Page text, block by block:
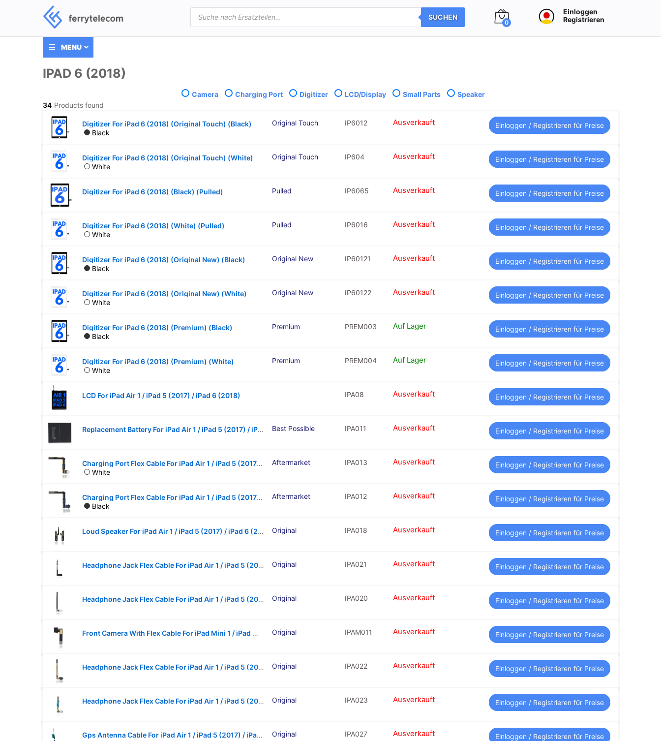
Products
search
SUCHEN
0
Einloggen
Registrieren
MENU
IPAD 6 (2018)
Camera Charging Port Digitizer LCD/Display Small Parts
Speaker
34 Products found
Digitizer For iPad 6 (2018) (Original Touch) (Black)
Black
Original Touch IP6012 Ausverkauft Einloggen / Registrieren für Preise
Digitizer For iPad 6 (2018) (Original Touch) (White)
White
Original Touch IP604 Ausverkauft Einloggen / Registrieren für Preise
Digitizer For iPad 6 (2018) (Black) (Pulled) Pulled IP6065 Ausverkauft Einloggen / Registrieren für Preise
Digitizer For iPad 6 (2018) (White) (Pulled)
White
Pulled IP6016 Ausverkauft Einloggen / Registrieren für Preise
Digitizer For iPad 6 (2018) (Original New) (Black)
Black
Original New IP60121 Ausverkauft Einloggen / Registrieren für Preise
Digitizer For iPad 6 (2018) (Original New) (White)
White
Original New IP60122 Ausverkauft Einloggen / Registrieren für Preise
Digitizer For iPad 6 (2018) (Premium) (Black)
Black
Premium PREM003 Auf Lager Einloggen / Registrieren für Preise
Digitizer For iPad 6 (2018) (Premium) (White)
White
Premium PREM004 Auf Lager Einloggen / Registrieren für Preise
LCD For iPad Air 1 / iPad 5 (2017) / iPad 6 (2018) IPA08 Ausverkauft Einloggen / Registrieren für Preise
Replacement Battery For iPad Air 1 / iPad 5 (2017) / iPad 6 (2018) / iPad 7 (2019) / iPad 8 (2020) / iPad 9 (2021) Best Possible IPA011 Ausverkauft Einloggen / Registrieren für Preise
Charging Port Flex Cable For iPad Air 1 / iPad 5 (2017) / iPad 6 (2018) (Soldering Required) (White)
White
Aftermarket IPA013 Ausverkauft Einloggen / Registrieren für Preise
Charging Port Flex Cable For iPad Air 1 / iPad 5 (2017) / iPad 6 (2018) (Soldering Required) (Black)
Black
Aftermarket IPA012 Ausverkauft Einloggen / Registrieren für Preise
Loud Speaker For iPad Air 1 / iPad 5 (2017) / iPad 6 (2018) Original IPA018 Ausverkauft Einloggen / Registrieren für Preise
Headphone Jack Flex Cable For iPad Air 1 / iPad 5 (2017) / iPad 6 (2018) (Black) (Wifi Version) Original IPA021 Ausverkauft Einloggen / Registrieren für Preise
Headphone Jack Flex Cable For iPad Air 1 / iPad 5 (2017) / iPad 6 (2018) (White) (Wifi Version) Original IPA020 Ausverkauft Einloggen / Registrieren für Preise
Front Camera With Flex Cable For iPad Mini 1 / iPad Mini 2 / iPad Mini 3 / iPad Air 1 / iPad 5 (2017) / iPad 6 (2018) / iPad 7 (10.2″ / 2019) / iPad 8 (10.2″ / 2020)Uct Original IPAM011 Ausverkauft Einloggen / Registrieren für Preise
Headphone Jack Flex Cable For iPad Air 1 / iPad 5 (2017) / iPad 6 (2018) (Black) (4G Version) Original IPA022 Ausverkauft Einloggen / Registrieren für Preise
Headphone Jack Flex Cable For iPad Air 1 / iPad 5 (2017) / iPad 6 (2018) (White) (4G Version) Original IPA023 Ausverkauft Einloggen / Registrieren für Preise
Gps Antenna Cable For iPad Air 1 / iPad 5 (2017) / iPad 6 (2018) Original IPA027 Ausverkauft Einloggen / Registrieren für Preise